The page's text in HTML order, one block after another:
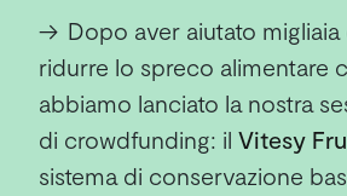
→ Dopo aver aiutato migliaia
ridurre lo spreco alimentare
abbiamo lanciato la nostra
di crowdfunding: il Vitesy
sistema di conservazione